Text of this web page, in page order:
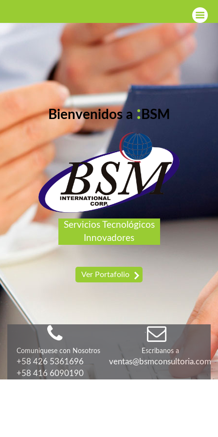
Bienvenidos a : BSM
Servicios Tecnológicos
Innovadores
Ver Portafolio
Comuniquese con Nosotros
+58 426 5361696
+58 416 6090190
Escribanos a
ventas@bsmconsultoria.com